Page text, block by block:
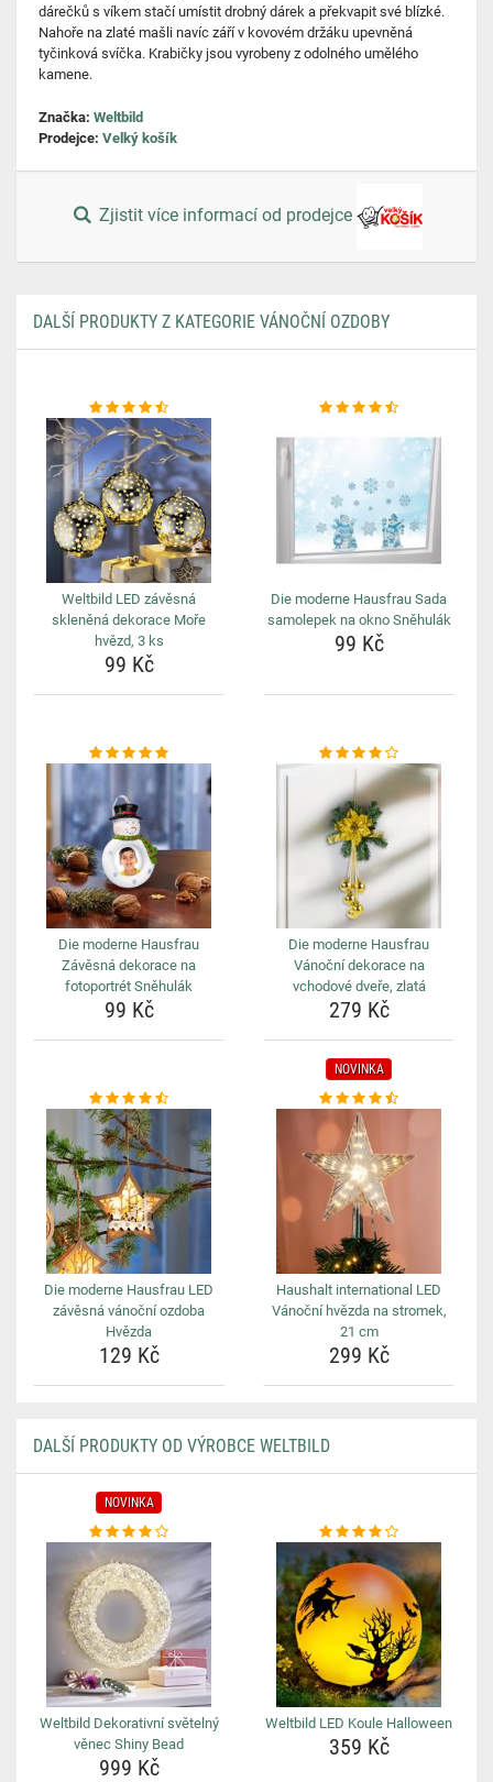
dárečků s víkem stačí umístit drobný dárek a překvapit své blízké.
Nahoře na zlaté mašli navíc září v kovovém držáku upevněná
tyčinková svíčka. Krabičky jsou vyrobeny z odolného umělého
kamene.
Značka: Weltbild
Prodejce: Velký košík
Zjistit více informací od prodejce
DALŠÍ PRODUKTY Z KATEGORIE VÁNOČNÍ OZDOBY
Weltbild LED závěsná
skleněná dekorace Moře
hvězd, 3 ks
99 Kč
Die moderne Hausfrau Sada
samolepek na okno Sněhulák
99 Kč
Die moderne Hausfrau
Závěsná dekorace na
fotoportrét Sněhulák
99 Kč
Die moderne Hausfrau
Vánoční dekorace na
vchodové dveře, zlatá
279 Kč
Die moderne Hausfrau LED
závěsná vánoční ozdoba
Hvězda
129 Kč
NOVINKA
Haushalt international LED
Vánoční hvězda na stromek,
21 cm
299 Kč
DALŠÍ PRODUKTY OD VÝROBCE WELTBILD
NOVINKA
Weltbild Dekorativní světelný
věnec Shiny Bead
999 Kč
Weltbild LED Koule Halloween
359 Kč